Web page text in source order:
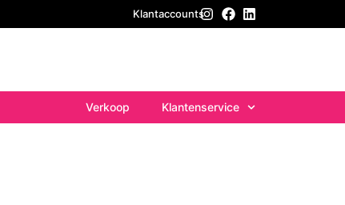
Klantaccounts
Verkoop Klantenservice